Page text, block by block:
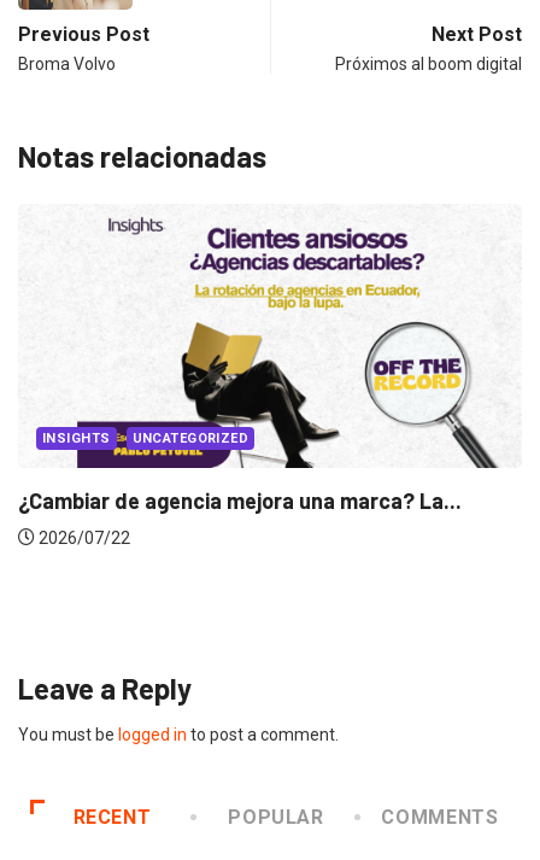
Previous Post
Broma Volvo
Next Post
Próximos al boom digital
Notas relacionadas
INSIGHTS
Leave a Reply
You must be logged in to post a comment.
RECENT POPULAR COMMENTS